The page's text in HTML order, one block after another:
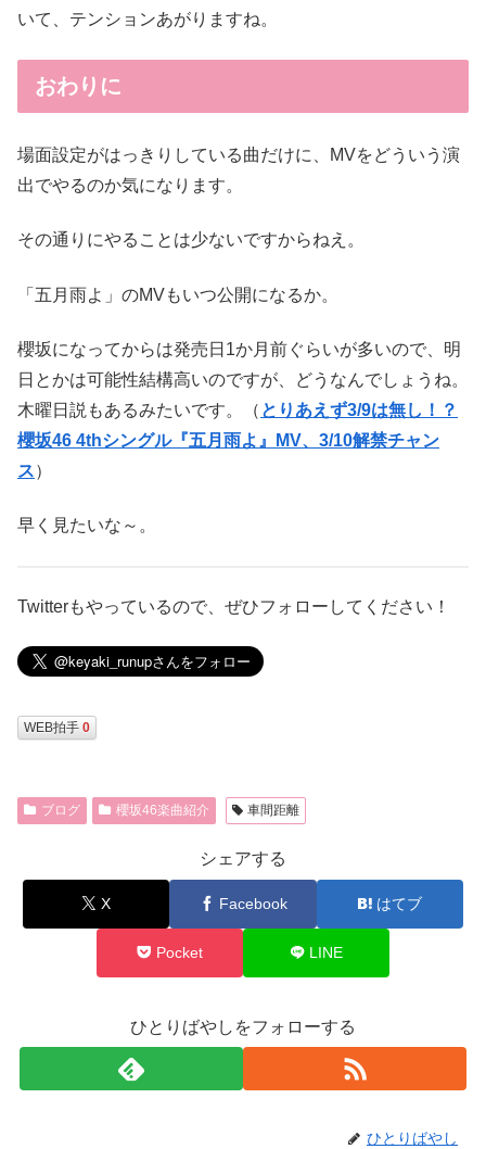
いて、テンションあがりますね。
おわりに
場面設定がはっきりしている曲だけに、MVをどういう演
出でやるのか気になります。
その通りにやることは少ないですからねえ。
「五月雨よ」のMVもいつ公開になるか。
櫻坂になってからは発売日1か月前ぐらいが多いので、明
日とかは可能性結構高いのですが、どうなんでしょうね。
木曜日説もあるみたいです。（ とりあえず3/9は無し！？
櫻坂46 4thシングル『五月雨よ』MV、3/10解禁チャン
ス）
早く見たいな～。
Twitterもやっているので、ぜひフォローしてください！
WEB拍手 0
ブログ 櫻坂46楽曲紹介 車間距離
シェアする
X Facebook はてブ
Pocket LINE
ひとりばやしをフォローする
ひとりばやし